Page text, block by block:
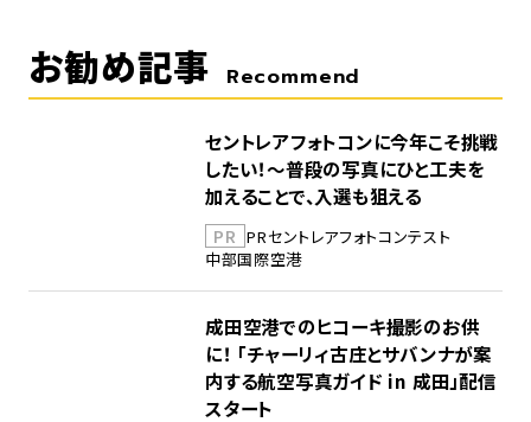
お勧め記事 Recommend
セントレアフォトコンに今年こそ挑戦
したい！～普段の写真にひと工夫を
加えることで、入選も狙える
PR PRセントレアフォトコンテスト
中部国際空港
成田空港でのヒコーキ撮影のお供
に！ 「チャーリィ古庄とサバンナが案
内する航空写真ガイド in 成田」配信
スタート